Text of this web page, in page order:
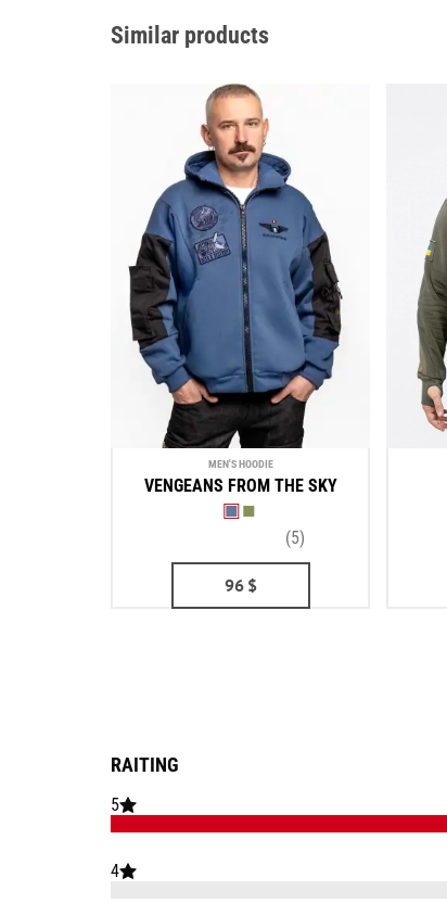
Similar products
MEN'S HOODIE
VENGEANS FROM THE SKY
(5)
96 $
RAITING
5
4